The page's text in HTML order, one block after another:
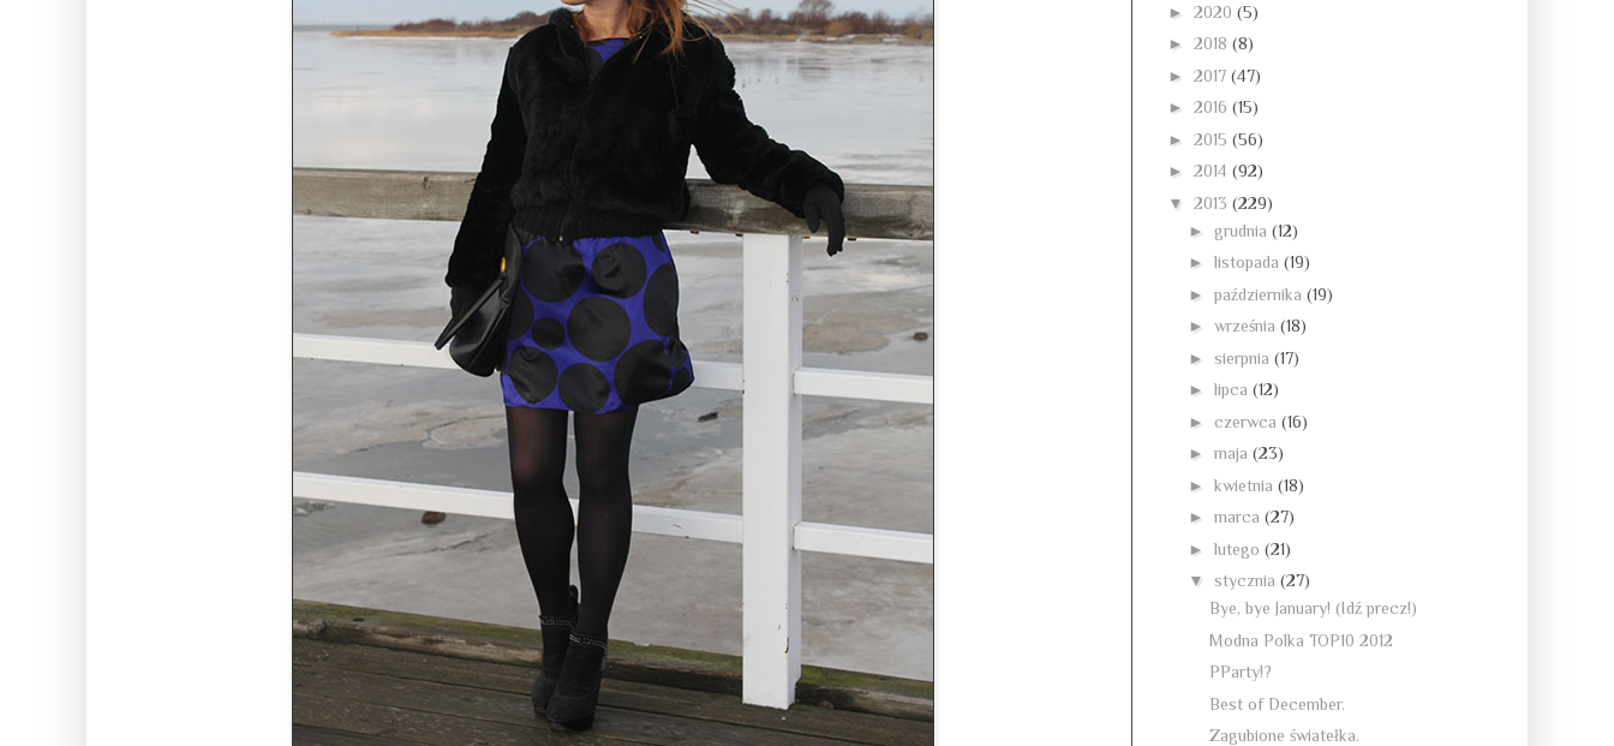
► 2020 (5)
► 2018 (8)
► 2017 (47)
► 2016 (15)
► 2015 (56)
► 2014 (92)
▼ 2013 (229)
► grudnia (12)
► listopada (19)
► października (19)
► września (18)
► sierpnia (17)
► lipca (12)
► czerwca (16)
► maja (23)
► kwietnia (18)
► marca (27)
► lutego (21)
▼ stycznia (27)
Bye, bye January! (Idź precz!)
Modna Polka TOP10 2012
PParty!?
Best of December.
Zagubione światełka.